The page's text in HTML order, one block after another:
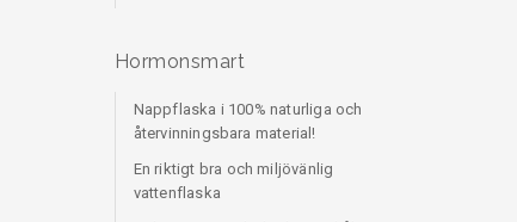
Hormonsmart
Nappflaska i 100% naturliga och
återvinningsbara material!
En riktigt bra och miljövänlig
vattenflaska